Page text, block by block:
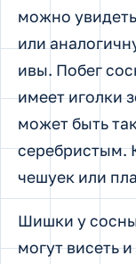
можно
или
ивы. Побег
имеет иголки
может быть
серебристым.
чешуек или
Шишки у
могут висеть